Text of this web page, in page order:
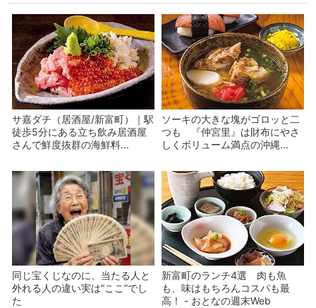
サ嘉ダチ（居酒屋/新富町）｜駅
徒歩5分にある立ち飲み居酒屋
さんで鮮度抜群の海鮮料...
ソーキの大きな塊がゴロッと二
つも 『仲宮里』は財布にやさ
しくボリューム満点の沖縄...
同じ宝くじなのに、当たる人と
外れる人の違い実は“ここ”でし
た
新富町のランチ4選 肉も魚
も、味はもちろんコスパも最
高！ - おとなの週末Web